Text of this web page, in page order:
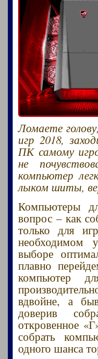
Ломаете
игр 2018,
ПК самому
не
компьютер
лыком шиты,
Компьютеры
вопрос – как
только для
необходимом
выборе
плавно
компьютер
вдвойне, а
доверив
откровенное
собрать
одного шанса